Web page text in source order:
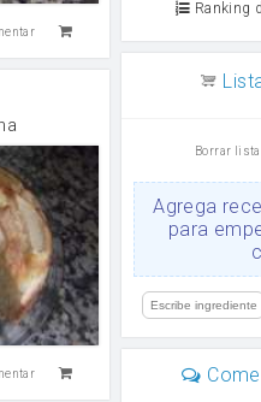
Ranking
Borrar lista
Agrega
para